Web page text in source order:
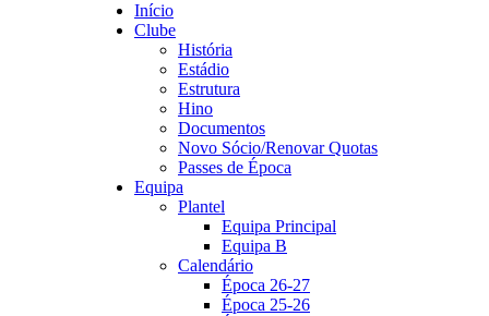
Início
Clube
História
Estádio
Estrutura
Hino
Documentos
Novo Sócio/Renovar Quotas
Passes de Época
Equipa
Plantel
Equipa Principal
Equipa B
Calendário
Época 26-27
Época 25-26